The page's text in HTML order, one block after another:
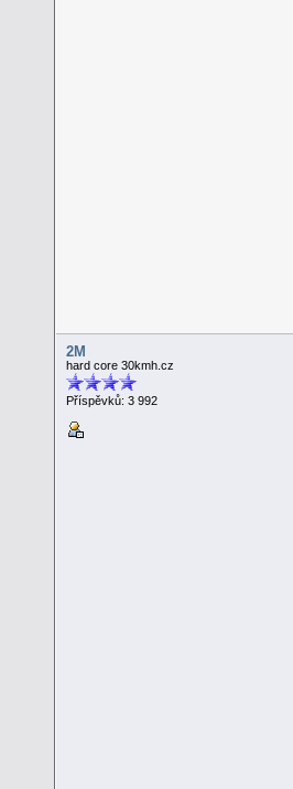
2M
hard core 30kmh.cz
Příspěvků: 3 992